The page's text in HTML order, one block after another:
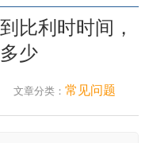
比利时时间，
少
文章分类：常见问题